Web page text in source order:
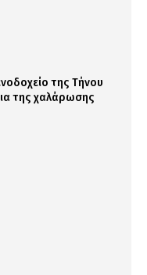
της Τήνου
της χαλάρωσης